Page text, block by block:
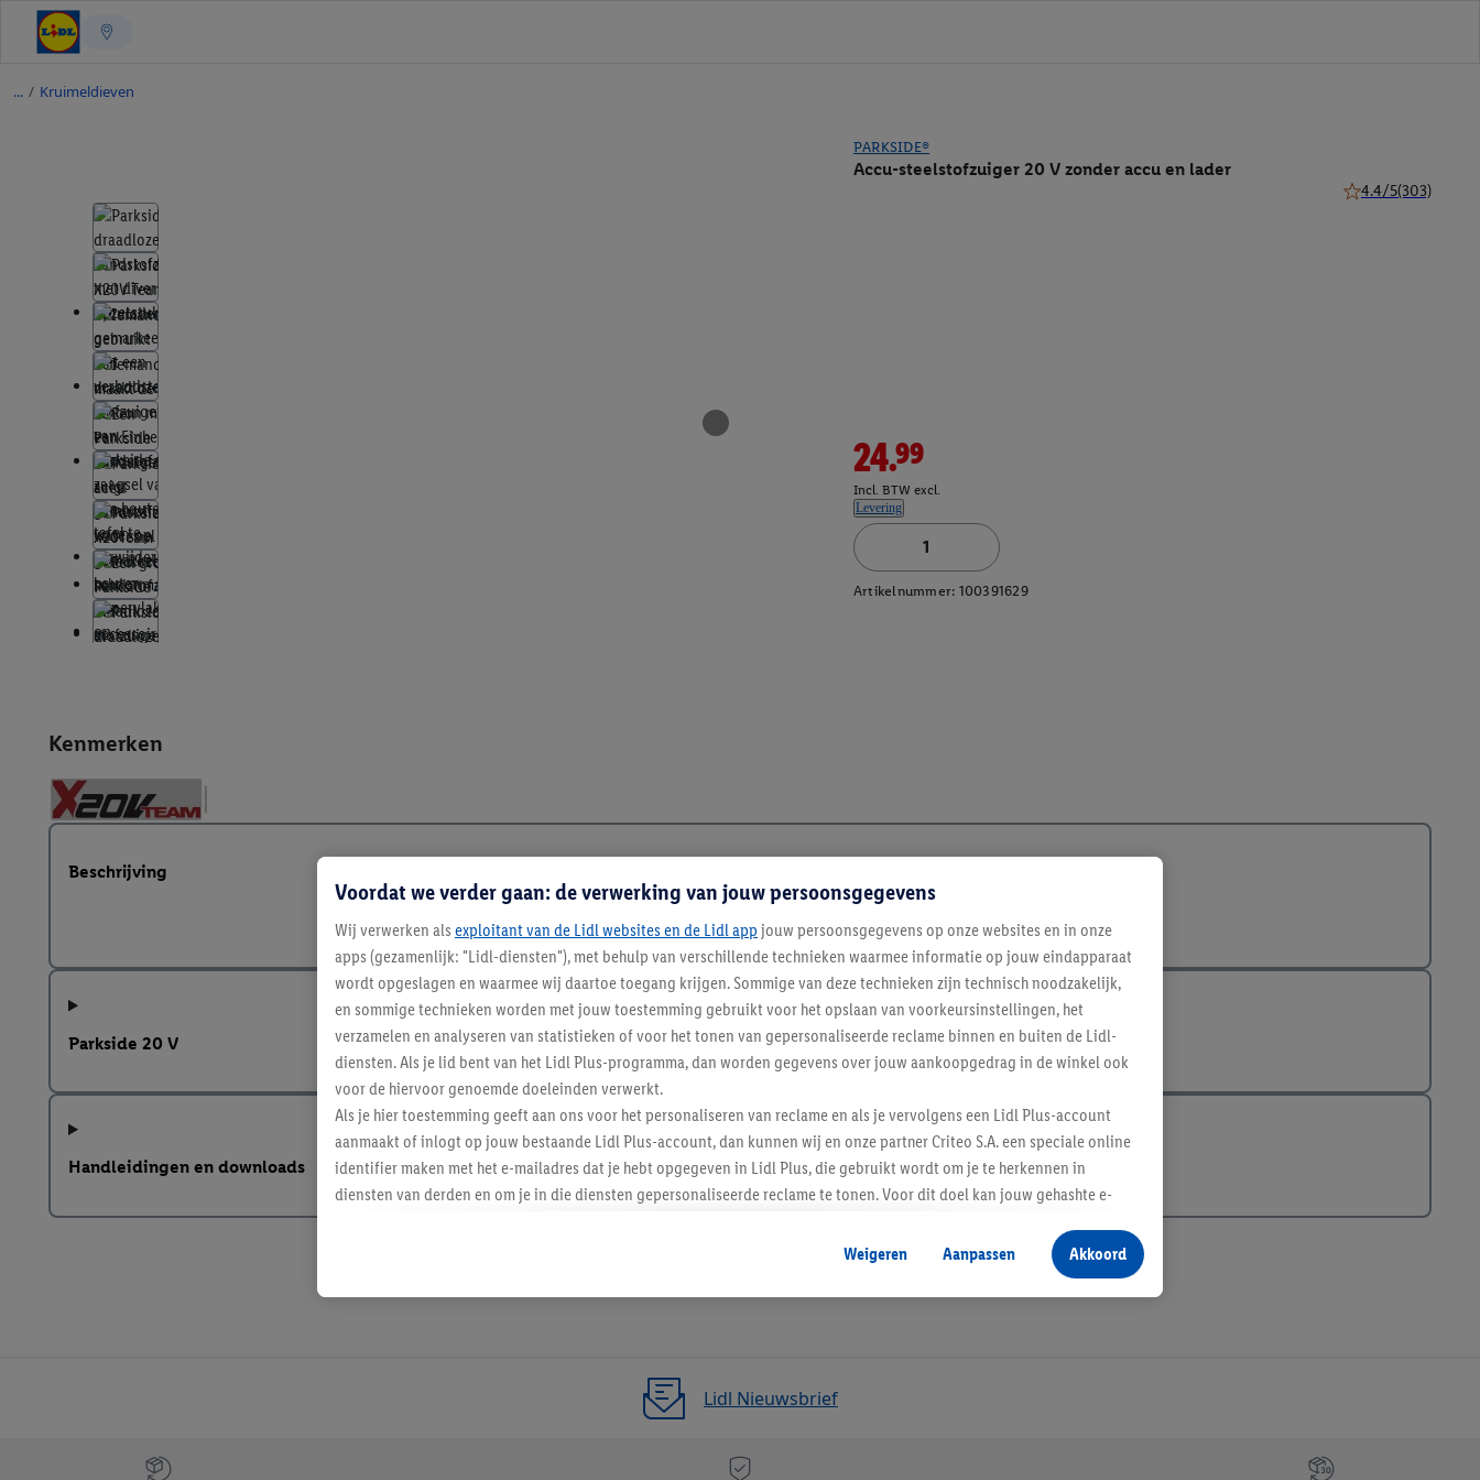
/ Kruimeldieven
PARKSIDE®
Accu-steelstofzuiger 20 V zonder accu en lader
4.4/5(303)
Kenmerken
24.99
Incl. BTW excl.
Levering
Artikelnummer: 100391629
Beschrijving
Parkside 20 V
Handleidingen en downloads
Lidl Nieuwsbrief
Jouw voordelen bij ons als Lidl webshop klant
Voordat we verder gaan: de verwerking van jouw persoonsgegevens
Wij verwerken als exploitant van de Lidl websites en de Lidl app jouw persoonsgegevens op onze websites en in onze
apps (gezamenlijk: "Lidl-diensten"), met behulp van verschillende technieken waarmee informatie op jouw eindapparaat
wordt opgeslagen en waarmee wij daartoe toegang krijgen. Sommige van deze technieken zijn technisch noodzakelijk,
en sommige technieken worden met jouw toestemming gebruikt voor het opslaan van voorkeursinstellingen, het
verzamelen en analyseren van statistieken of voor het tonen van gepersonaliseerde reclame binnen en buiten de Lidl-
diensten. Als je lid bent van het Lidl Plus-programma, dan worden gegevens over jouw aankoopgedrag in de winkel ook
voor de hiervoor genoemde doeleinden verwerkt.
Als je hier toestemming geeft aan ons voor het personaliseren van reclame en als je vervolgens een Lidl Plus-account
aanmaakt of inlogt op jouw bestaande Lidl Plus-account, dan kunnen wij en onze partner Criteo S.A. een speciale online
identifier maken met het e-mailadres dat je hebt opgegeven in Lidl Plus, die gebruikt wordt om je te herkennen in
diensten van derden en om je in die diensten gepersonaliseerde reclame te tonen. Voor dit doel kan jouw gehashte e-
Als je hiervoor toestemming geeft, dan kunnen retargeting advertenties worden weergegeven voor producten waarin je
eerder interesse hebt getoond (bijvoorbeeld door het product in een winkelmandje van een online winkel te plaatsen
mailadres en met eventuele andere identifiers of met identifiers waarover Criteo S.A. beschikt, aan jou kunnen worden
verwerkingsdoeleinden je instemt. Verder kan je er meer informatie vinden over de gegevensverwerking.
Weigeren Aanpassen Akkoord